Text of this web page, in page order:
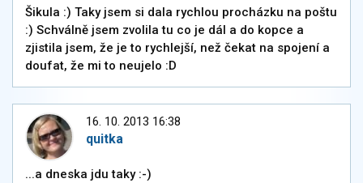
Šikula :) Taky jsem si dala rychlou procházku na poštu
:) Schválně jsem zvolila tu co je dál a do kopce a
zjistila jsem, že je to rychlejší, než čekat na spojení a
doufat, že mi to neujelo :D
16. 10. 2013 16:38
quitka
...a dneska jdu taky :-)